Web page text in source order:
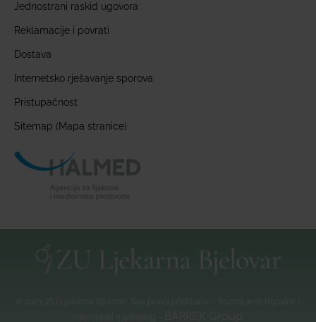
Jednostrani raskid ugovora
Reklamacije i povrati
Dostava
Internetsko rješavanje sporova
Pristupačnost
Sitemap (Mapa stranice)